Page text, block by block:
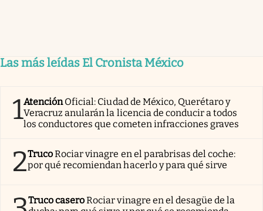
Las más leídas El Cronista México
1AtenciónOficial: Ciudad de México, Querétaro y
Veracruz anularán la licencia de conducir a todos
los conductores que cometen infracciones graves
2TrucoRociar vinagre en el parabrisas del coche:
por qué recomiendan hacerlo y para qué sirve
Truco caseroRociar vinagre en el desagüe de la